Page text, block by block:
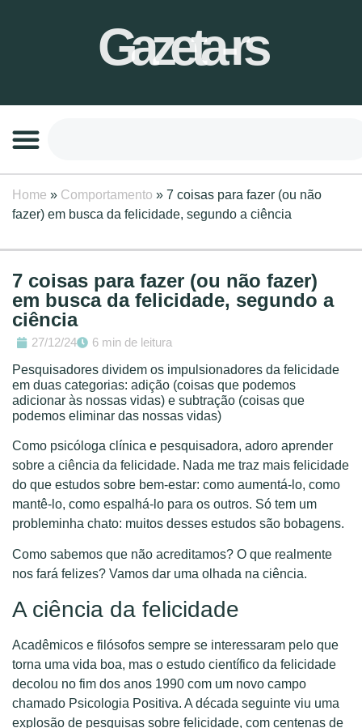
Gazeta-rs
Home » Comportamento » 7 coisas para fazer (ou não
fazer) em busca da felicidade, segundo a ciência
7 coisas para fazer (ou não fazer)
em busca da felicidade, segundo a
ciência
27/12/24
6 min de leitura
Pesquisadores dividem os impulsionadores da felicidade
em duas categorias: adição (coisas que podemos
adicionar às nossas vidas) e subtração (coisas que
podemos eliminar das nossas vidas)
Como psicóloga clínica e pesquisadora, adoro aprender
sobre a ciência da felicidade. Nada me traz mais felicidade
do que estudos sobre bem-estar: como aumentá-lo, como
mantê-lo, como espalhá-lo para os outros. Só tem um
probleminha chato: muitos desses estudos são bobagens.
Como sabemos que não acreditamos? O que realmente
nos fará felizes? Vamos dar uma olhada na ciência.
A ciência da felicidade
Acadêmicos e filósofos sempre se interessaram pelo que
torna uma vida boa, mas o estudo científico da felicidade
decolou no fim dos anos 1990 com um novo campo
chamado Psicologia Positiva. A década seguinte viu uma
explosão de pesquisas sobre felicidade, com centenas de